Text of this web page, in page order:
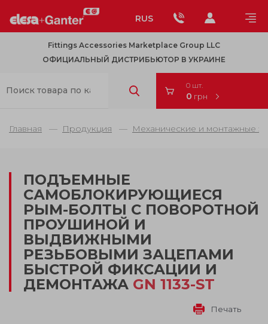
RUS
Fittings Accessories Marketplace Group LLC
ОФИЦИАЛЬНЫЙ ДИСТРИБЬЮТОР В УКРАИНЕ
0 шт.
0 грн
Главная Продукция Механические и монтажные
ПОДЪЕМНЫЕ
САМОБЛОКИРУЮЩИЕСЯ
РЫМ-БОЛТЫ С ПОВОРОТНОЙ
ПРОУШИНОЙ И
ВЫДВИЖНЫМИ
РЕЗЬБОВЫМИ ЗАЦЕПАМИ
БЫСТРОЙ ФИКСАЦИИ И
ДЕМОНТАЖА GN 1133-ST
Печать